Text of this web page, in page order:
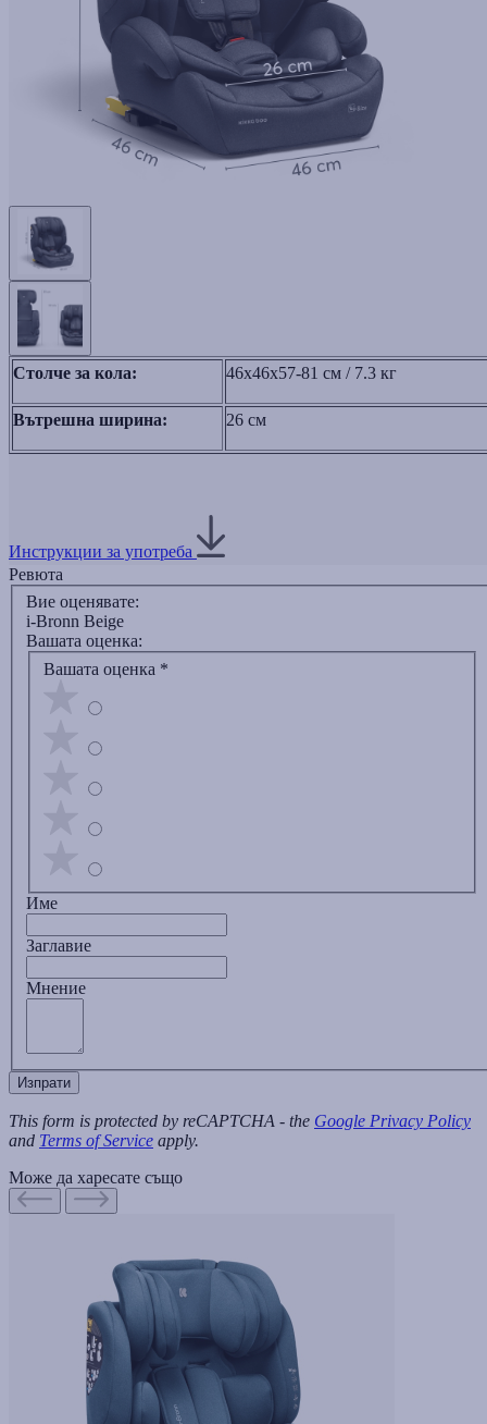
Столче за кола: 46x46x57-81 cм / 7.3 кг
Вътрешна ширина: 26 см
Инструкции за употреба
Ревюта
Вие оценявате:
i-Bronn Beige
Вашата оценка:
Вашата оценка *
Име
Заглавиe
Мнение
Изпрати
This form is protected by reCAPTCHA - the Google Privacy Policy
and Terms of Service apply.
Може да харесате също